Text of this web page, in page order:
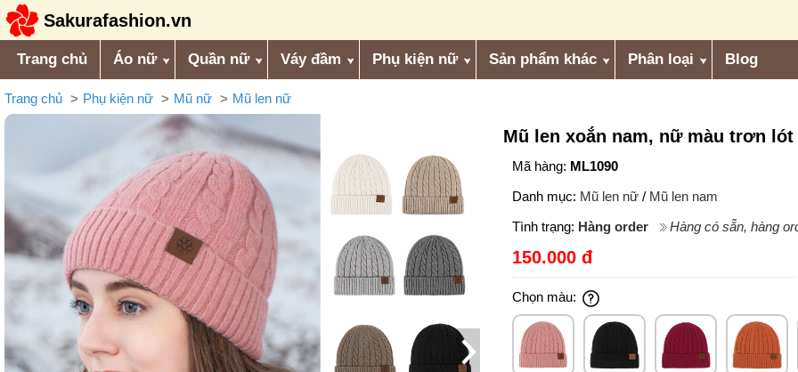
Sakurafashion.vn
Trang chủ Áo nữ Quần nữ Váy đầm Phụ kiện nữ Sản phẩm khác Phân loại Blog
Trang chủ Phụ kiện nữ Mũ nữ Mũ len nữ
Mũ len xoắn nam, nữ màu trơn
Mã hàng: ML1090
Danh mục: Mũ len nữ / Mũ len nam
Tình trạng: Hàng order Hàng có sẵn, hàng
150.000 đ
Chọn màu: